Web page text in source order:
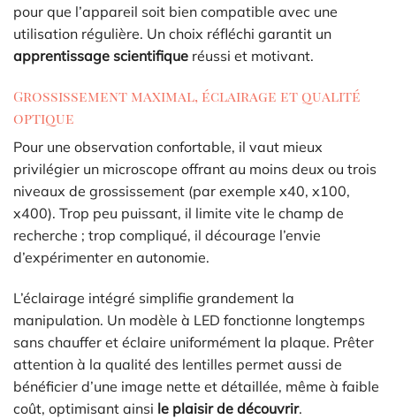
pour que l’appareil soit bien compatible avec une
utilisation régulière. Un choix réfléchi garantit un
apprentissage scientifique réussi et motivant.
Grossissement maximal, éclairage et qualité
optique
Pour une observation confortable, il vaut mieux
privilégier un microscope offrant au moins deux ou trois
niveaux de grossissement (par exemple x40, x100,
x400). Trop peu puissant, il limite vite le champ de
recherche ; trop compliqué, il décourage l’envie
d’expérimenter en autonomie.
L’éclairage intégré simplifie grandement la
manipulation. Un modèle à LED fonctionne longtemps
sans chauffer et éclaire uniformément la plaque. Prêter
attention à la qualité des lentilles permet aussi de
bénéficier d’une image nette et détaillée, même à faible
coût, optimisant ainsi le plaisir de découvrir.